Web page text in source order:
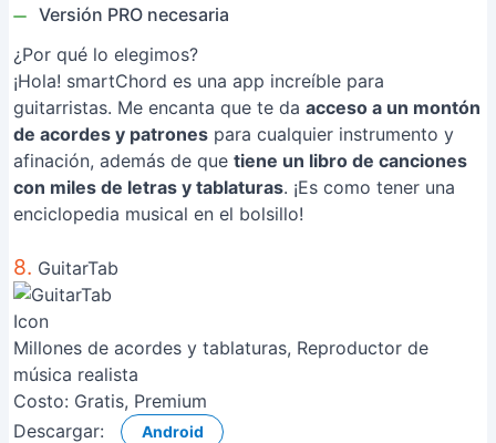
Versión PRO necesaria
¿Por qué lo elegimos?
¡Hola! smartChord es una app increíble para
guitarristas. Me encanta que te da acceso a un montón
de acordes y patrones para cualquier instrumento y
afinación, además de que tiene un libro de canciones
con miles de letras y tablaturas. ¡Es como tener una
enciclopedia musical en el bolsillo!
8. GuitarTab
Millones de acordes y tablaturas, Reproductor de
música realista
Costo: Gratis, Premium
Descargar:
Android